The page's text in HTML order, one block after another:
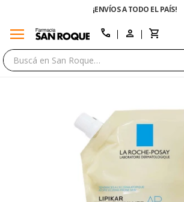
¡ENVÍOS A TODO EL PAÍS!
menu call
close